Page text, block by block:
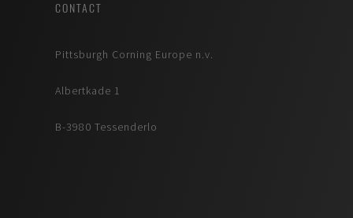
CONTACT
Pittsburgh Corning Europe n.v.
Albertkade 1
B-3980 Tessenderlo